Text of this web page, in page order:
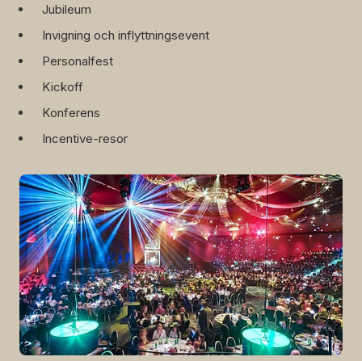
Jubileum
Invigning och inflyttningsevent
Personalfest
Kickoff
Konferens
Incentive-resor